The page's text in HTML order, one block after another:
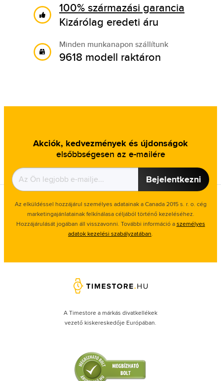
100% származási garancia
Kizárólag eredeti áru
Minden munkanapon szállítunk
9618 modell raktáron
Akciók, kedvezmények és újdonságok
elsőbbségesen az e-mailére
Bejelentkezni
Az elküldéssel hozzájárul személyes adatainak a Canada 2015 s. r. o. cég
marketingajánlatainak felkínálasa céljából történő kezeléséhez.
Hozzájárulását jogában áll visszavonni. További információ aszemélyes
adatok kezelési szabályzatában.
A Timestore a márkás divatkellékek
vezető kiskereskedője Európában.